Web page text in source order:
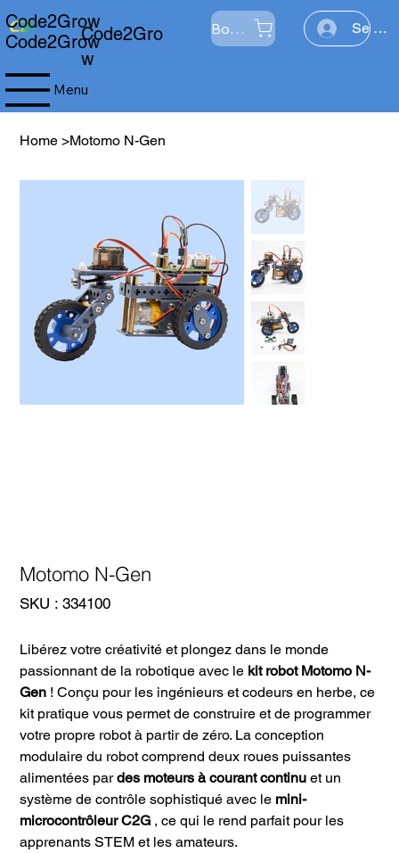
Code2Gro
w
Boutique Se
Menu
Code2Grow
Code2Grow
Home >Motomo N-Gen
Motomo N-Gen
SKU : SKU
334100
334100
Libérez votre créativité et plongez dans le monde
passionnant de la robotique avec le kit robot Motomo N-
Gen ! Conçu pour les ingénieurs et codeurs en herbe, ce
kit pratique vous permet de construire et de programmer
votre propre robot à partir de zéro. La conception
modulaire du robot comprend deux roues puissantes
alimentées pardes moteurs à courant continu et un
système de contrôle sophistiqué avec le mini-
microcontrôleur C2G , ce qui le rend parfait pour les
apprenants STEM et les amateurs.